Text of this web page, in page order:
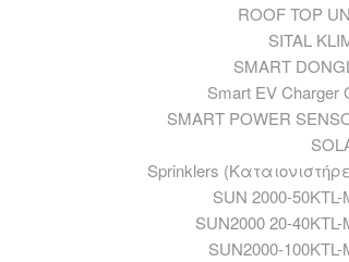
ROOF TOP
SITAL
SMART
Smart EV Charger
SMART POWER
Sprinklers
SUN 2000-50KTL-
SUN2000 20-40KTL-
SUN2000-100KTL-